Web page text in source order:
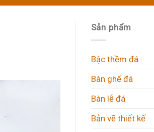
Sản phẩm
Bậc thềm đá
Bàn ghế đá
Bàn lễ đá
Bản vẽ thiết kế